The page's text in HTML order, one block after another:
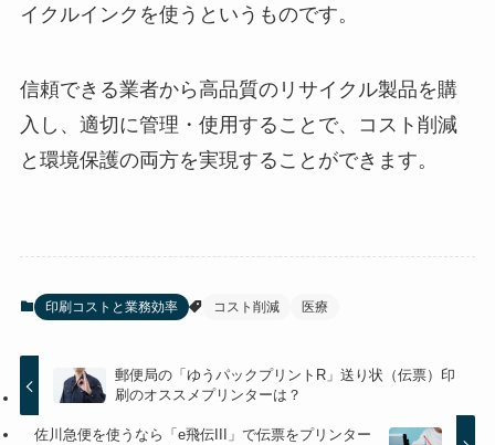
イクルインクを使うというものです。
信頼できる業者から高品質のリサイクル製品を購
入し、適切に管理・使用することで、コスト削減
と環境保護の両方を実現することができます。
印刷コストと業務効率 コスト削減 医療
郵便局の「ゆうパックプリントR」送り状（伝票）印
刷のオススメプリンターは？
佐川急便を使うなら「e飛伝III」で伝票をプリンター